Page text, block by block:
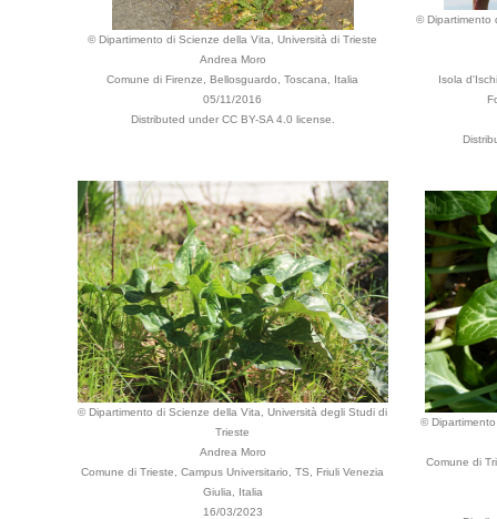
© Dipartimento di Scienze della Vita, Università di Trieste
Andrea Moro
Comune di Firenze, Bellosguardo, Toscana, Italia
05/11/2016
Distributed under CC BY-SA 4.0 license.
© Dipartimento
Isola
© Dipartimento di Scienze della Vita, Università degli Studi di
Trieste
Andrea Moro
Comune di Trieste, Campus Universitario, TS, Friuli Venezia
Giulia, Italia
16/03/2023
©
Comune di